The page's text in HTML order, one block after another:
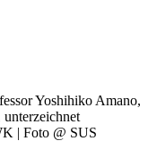
Yoshihiko Amano,
| Foto @ SUS